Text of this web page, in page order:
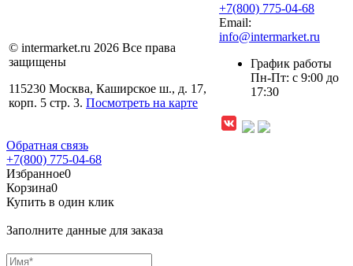
© intermarket.ru 2026 Все права
защищены
115230 Москва, Каширское ш., д. 17,
корп. 5 стр. 3. Посмотреть на карте
+7(800) 775-04-68
Email:
info@intermarket.ru
График работы
Пн-Пт: с 9:00 до
17:30
Обратная связь
+7(800) 775-04-68
Избранное0
Корзина0
Купить в один клик
Заполните данные для заказа